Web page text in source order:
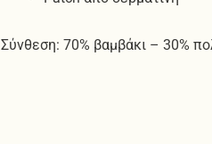
Σύνθεση: 70% βαμβάκι – 30%